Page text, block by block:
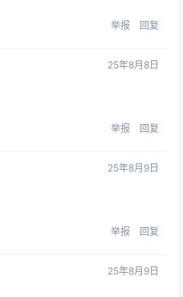
举报 回复
25年8月8日
举报 回复
25年8月9日
举报 回复
25年8月9日